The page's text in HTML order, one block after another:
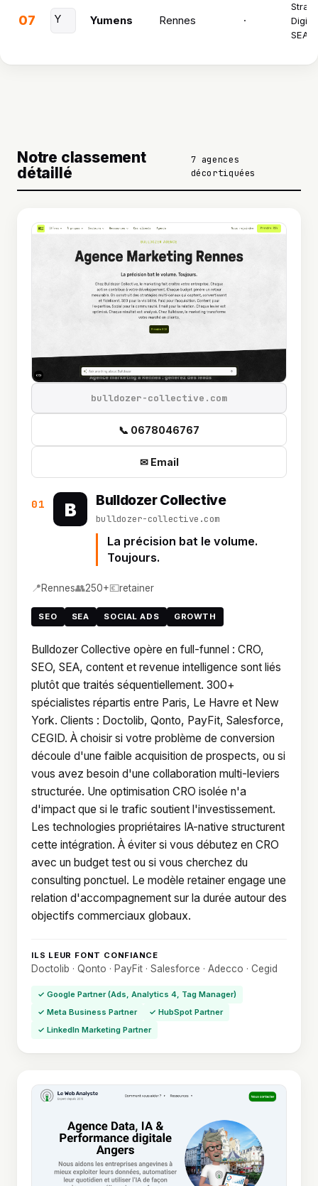
07 Y Yumens Rennes ·
SEA
Notre classement
détaillé
7 agences
décortiquées
01 B Bulldozer Collective
bulldozer-collective.com
La précision bat le volume.
Toujours.
📍Rennes👥250+💶retainer
SEO SEA SOCIAL ADS GROWTH
Bulldozer Collective opère en full-funnel : CRO,
SEO, SEA, content et revenue intelligence sont liés
plutôt que traités séquentiellement. 300+
spécialistes répartis entre Paris, Le Havre et New
York. Clients : Doctolib, Qonto, PayFit, Salesforce,
CEGID. À choisir si votre problème de conversion
découle d'une faible acquisition de prospects, ou si
vous avez besoin d'une collaboration multi-leviers
structurée. Une optimisation CRO isolée n'a
d'impact que si le trafic soutient l'investissement.
Les technologies propriétaires IA-native structurent
cette intégration. À éviter si vous débutez en CRO
avec un budget test ou si vous cherchez du
consulting ponctuel. Le modèle retainer engage une
relation d'accompagnement sur la durée autour des
objectifs commerciaux globaux.
ILS LEUR FONT CONFIANCE
Doctolib · Qonto · PayFit · Salesforce · Adecco · Cegid
✓ Google Partner (Ads, Analytics 4, Tag Manager)
✓ Meta Business Partner
✓ HubSpot Partner
✓ LinkedIn Marketing Partner
bulldozer-collective.com
📞 0678046767
✉ Email